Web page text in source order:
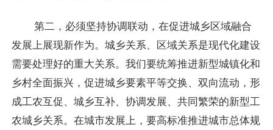
第二，必须坚持协调联动，在促进城乡区域融合
发展上展现新作为。城乡关系、区域关系是现代化建设
需要处理好的重大关系。我们要统筹推进新型城镇化和
乡村全面振兴，促进城乡要素平等交换、双向流动，形
成工农互促、城乡互补、协调发展、共同繁荣的新型工
农城乡关系。在城市发展上，要高标准推进城市总体规